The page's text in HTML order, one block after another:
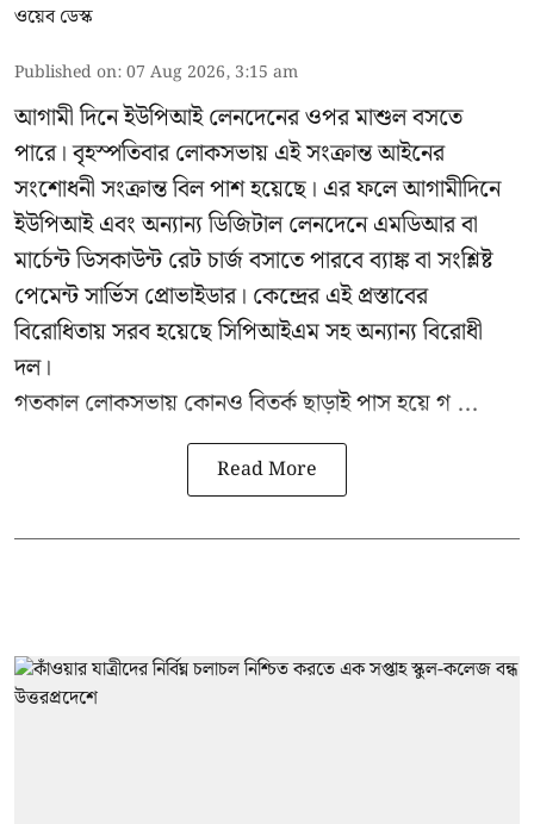
ওয়েব ডেস্ক
Published on:07 Aug 2026, 3:15 am
আগামী দিনে ইউপিআই লেনদেনের ওপর মাশুল বসতে
পারে। বৃহস্পতিবার লোকসভায় এই সংক্রান্ত আইনের
সংশোধনী সংক্রান্ত বিল পাশ হয়েছে। এর ফলে আগামীদিনে
ইউপিআই এবং অন্যান্য ডিজিটাল লেনদেনে এমডিআর বা
মার্চেন্ট ডিসকাউন্ট রেট চার্জ বসাতে পারবে ব্যাঙ্ক বা সংশ্লিষ্ট
পেমেন্ট সার্ভিস প্রোভাইডার। কেন্দ্রের এই প্রস্তাবের
বিরোধিতায় সরব হয়েছে সিপিআইএম সহ অন্যান্য বিরোধী
দল।
গতকাল লোকসভায় কোনও বিতর্ক ছাড়াই পাস হয়ে গ ...
Read More